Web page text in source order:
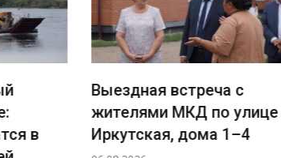
в
Выездная встреча с
жителями МКД по улице
Иркутская, дома 1–4